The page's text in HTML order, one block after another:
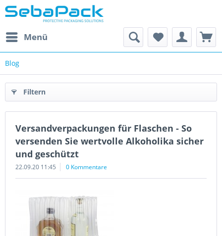
Menü
Blog
Filtern
Versandverpackungen für Flaschen - So
versenden Sie wertvolle Alkoholika sicher
und geschützt
22.09.20 11:45 0 Kommentare